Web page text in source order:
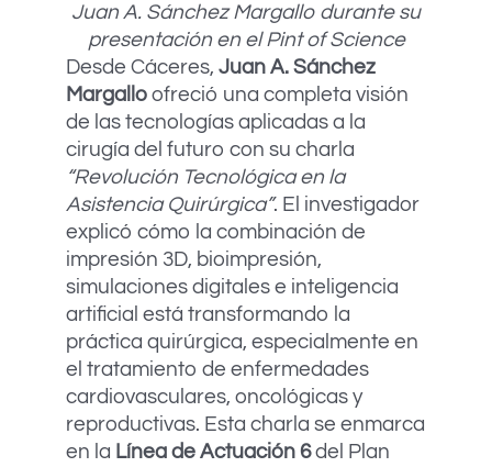
Juan A. Sánchez Margallo durante su
presentación en el Pint of Science
Desde Cáceres, Juan A. Sánchez
Margallo ofreció una completa visión
de las tecnologías aplicadas a la
cirugía del futuro con su charla
“Revolución Tecnológica en la
Asistencia Quirúrgica”. El investigador
explicó cómo la combinación de
impresión 3D, bioimpresión,
simulaciones digitales e inteligencia
artificial está transformando la
práctica quirúrgica, especialmente en
el tratamiento de enfermedades
cardiovasculares, oncológicas y
reproductivas. Esta charla se enmarca
en la Línea de Actuación 6del Plan